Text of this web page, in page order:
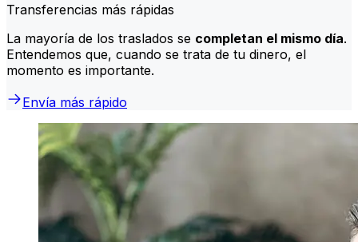
Transferencias más rápidas
La mayoría de los traslados se completan el mismo día.
Entendemos que, cuando se trata de tu dinero, el
momento es importante.
Envía más rápido